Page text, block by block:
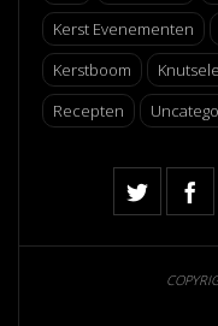
Kerst Evenementen
Kerstboom
Recepten